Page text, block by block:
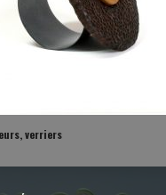
verriers